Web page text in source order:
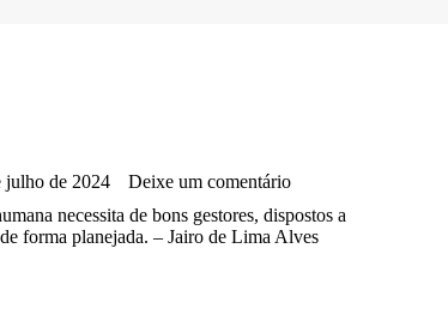
julho de 2024
Deixe um comentário
necessita de bons gestores, dispostos a
forma planejada. – Jairo de Lima Alves